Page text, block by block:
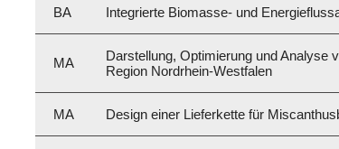
BA Integrierte Biomasse- und
MA
Darstellung, Optimierung und Analyse
Region Nordrhein-Westfalen
MA Design einer Lieferkette für